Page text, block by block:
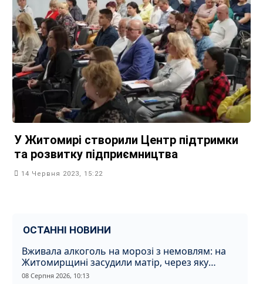
У Житомирі створили Центр підтримки
та розвитку підприємництва
14 Червня 2023, 15:22
ОСТАННІ НОВИНИ
Вживала алкоголь на морозі з немовлям: на
Житомирщині засудили матір, через яку
дитина отримала обмороження
08 Серпня 2026, 10:13